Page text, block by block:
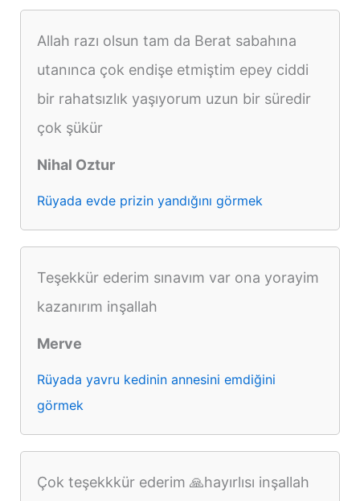
Allah razı olsun tam da Berat sabahına
utanınca çok endişe etmiştim epey ciddi
bir rahatsızlık yaşıyorum uzun bir süredir
çok şükür
Nihal Oztur
Rüyada evde prizin yandığını görmek
Teşekkür ederim sınavım var ona yorayim
kazanırım inşallah
Merve
Rüyada yavru kedinin annesini emdiğini
görmek
Çok teşekkkür ederim 🙏hayırlısı inşallah